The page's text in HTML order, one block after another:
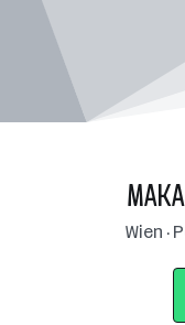
Wien